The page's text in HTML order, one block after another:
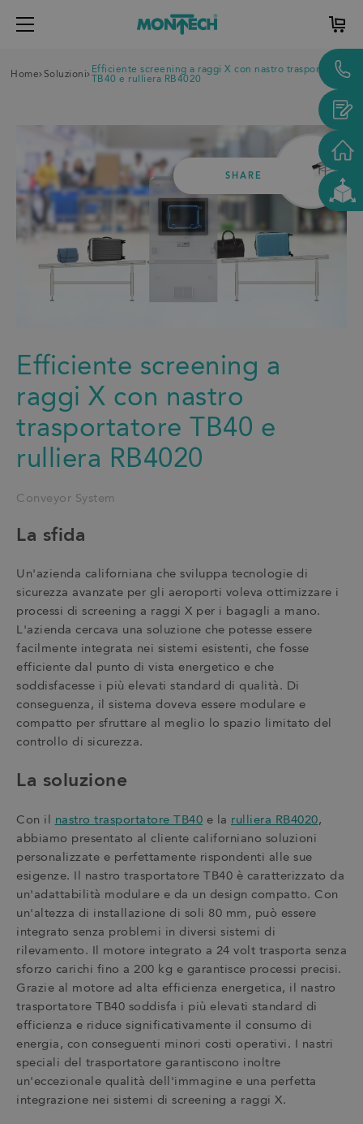
Home Soluzioni
Efficiente screening a raggi X con nastro trasportatore
TB40 e rulliera RB4020
SHARE
Efficiente screening a
raggi X con nastro
trasportatore TB40 e
rulliera RB4020
Conveyor System
La sfida
Un'azienda californiana che sviluppa tecnologie di
sicurezza avanzate per gli aeroporti voleva ottimizzare i
processi di screening a raggi X per i bagagli a mano.
L'azienda cercava una soluzione che potesse essere
facilmente integrata nei sistemi esistenti, che fosse
efficiente dal punto di vista energetico e che
soddisfacesse i più elevati standard di qualità. Di
conseguenza, il sistema doveva essere modulare e
compatto per sfruttare al meglio lo spazio limitato del
controllo di sicurezza.
La soluzione
Con il nastro trasportatore TB40 e la rulliera RB4020,
abbiamo presentato al cliente californiano soluzioni
personalizzate e perfettamente rispondenti alle sue
esigenze. Il nastro trasportatore TB40 è caratterizzato da
un'adattabilità modulare e da un design compatto. Con
un'altezza di installazione di soli 80 mm, può essere
integrato senza problemi in diversi sistemi di
rilevamento. Il motore integrato a 24 volt trasporta senza
sforzo carichi fino a 200 kg e garantisce processi precisi.
Grazie al motore ad alta efficienza energetica, il nastro
trasportatore TB40 soddisfa i più elevati standard di
efficienza e riduce significativamente il consumo di
energia, con conseguenti minori costi operativi. I nastri
speciali del trasportatore garantiscono inoltre
un'eccezionale qualità dell'immagine e una perfetta
integrazione nei sistemi di screening a raggi X.